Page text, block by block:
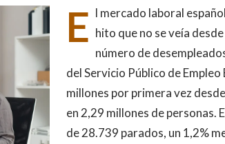
E l mercado laboral
hito que no se veía
número de
del Servicio Público de
millones por primera vez
en 2,29 millones de personas.
de 28.739 parados, un 1,2%